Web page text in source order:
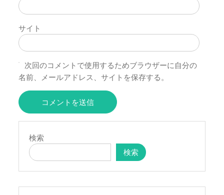
サイト
次回のコメントで使用するためブラウザーに自分の
名前、メールアドレス、サイトを保存する。
検索
検索